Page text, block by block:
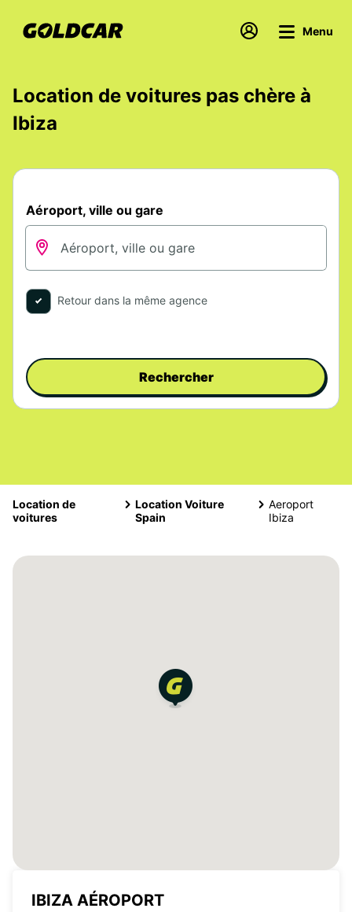
Menu
Location de voitures pas chère à
Ibiza
Aéroport, ville ou gare
Retour dans la même agence
Rechercher
Location de
voitures
Location Voiture
Spain
Aeroport
Ibiza
IBIZA AÉROPORT